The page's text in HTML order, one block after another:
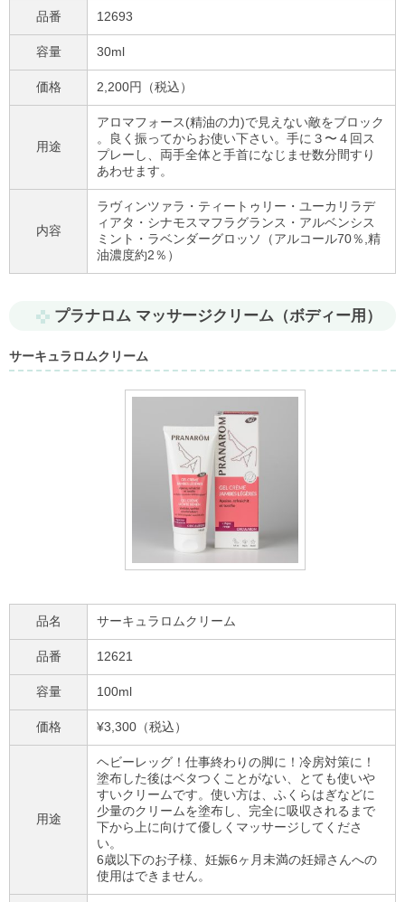
品番 12693
容量 30ml
価格 2,200円（税込）
用途
アロマフォース(精油の力)で見えない敵をブロック
。良く振ってからお使い下さい。手に３〜４回ス
プレーし、両手全体と手首になじませ数分間すり
あわせます。
内容
ラヴィンツァラ・ティートゥリー・ユーカリラデ
ィアタ・シナモスマフラグランス・アルベンシス
ミント・ラベンダーグロッソ（アルコール70％,精
油濃度約2％）
プラナロム マッサージクリーム（ボディー用）
サーキュラロムクリーム
品名 サーキュラロムクリーム
品番 12621
容量 100ml
価格 ¥3,300（税込）
用途
ヘビーレッグ！仕事終わりの脚に！冷房対策に！
塗布した後はベタつくことがない、とても使いや
すいクリームです。使い方は、ふくらはぎなどに
少量のクリームを塗布し、完全に吸収されるまで
下から上に向けて優しくマッサージしてくださ
い。
6歳以下のお子様、妊娠6ヶ月未満の妊婦さんへの
使用はできません。